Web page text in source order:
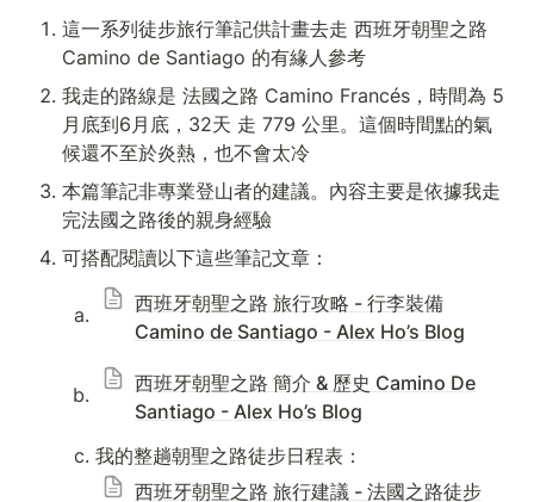
這一系列徒步旅行筆記供計畫去走 西班牙朝聖之路
Camino de Santiago 的有緣人參考
我走的路線是 法國之路 Camino Francés，時間為 5
月底到6月底，32天 走 779 公里。這個時間點的氣
候還不至於炎熱，也不會太冷
本篇筆記非專業登山者的建議。內容主要是依據我走
完法國之路後的親身經驗
可搭配閱讀以下這些筆記文章：
西班牙朝聖之路 旅行攻略 - 行李裝備
Camino de Santiago - Alex Ho’s Blog
西班牙朝聖之路 簡介 & 歷史 Camino De
Santiago - Alex Ho’s Blog
我的整趟朝聖之路徒步日程表：
西班牙朝聖之路 旅行建議 - 法國之路徒步